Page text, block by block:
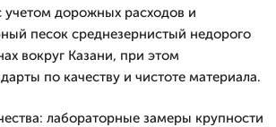
учетом дорожных расходов и
песок среднезернистый недорого
вокруг Казани, при этом
по качеству и чистоте материала.
лабораторные замеры крупности